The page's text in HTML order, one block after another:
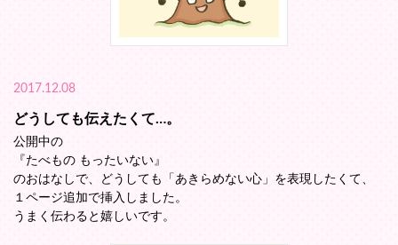
2017.12.08
どうしても伝えたくて…。
公開中の
『たべもの もったいない』
のおはなしで、どうしても「あきらめない心」を表現したくて、
１ページ追加で挿入しました。
うまく伝わると嬉しいです。